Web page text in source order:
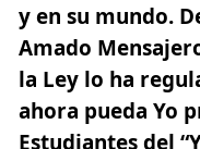
y en su mundo.
Amado
la Ley lo ha
ahora pueda Yo
Estudiantes del